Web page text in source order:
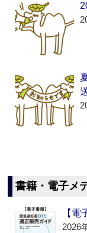
書籍・電子メ
【
2026